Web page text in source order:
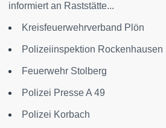
informiert an Raststätte...
Kreisfeuerwehrverband Plön
Polizeiinspektion Rockenhausen
Feuerwehr Stolberg
Polizei Presse A 49
Polizei Korbach